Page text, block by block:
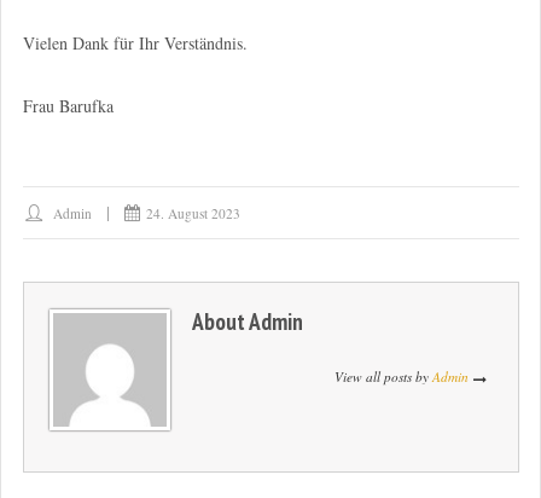
Vielen Dank für Ihr Verständnis.
Frau Barufka
Admin 24. August 2023
AboutAdmin
View all posts byAdmin